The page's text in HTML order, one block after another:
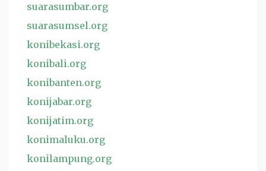
suarasumbar.org
suarasumsel.org
konibekasi.org
konibali.org
konibanten.org
konijabar.org
konijatim.org
konimaluku.org
konilampung.org